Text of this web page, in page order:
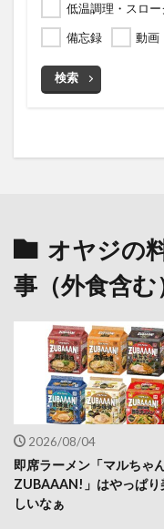
低温調理・スロー
備忘録
動画
検索
オヤジの
事（外食含む
2026/08/04
即席ラーメン「マルちゃ
ZUBAAAN!」はやっぱり
しいなぁ